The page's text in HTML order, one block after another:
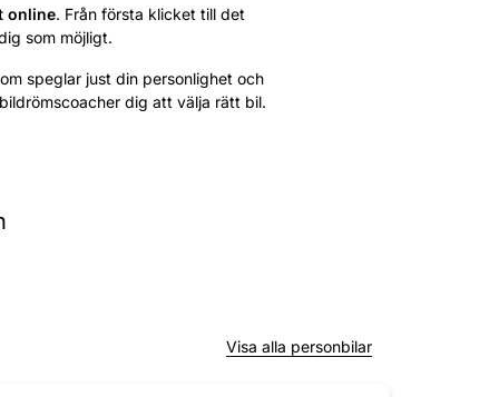
online. Från första klicket till det
som möjligt.
speglar just din personlighet och
dig att välja rätt bil.
Visa alla personbilar